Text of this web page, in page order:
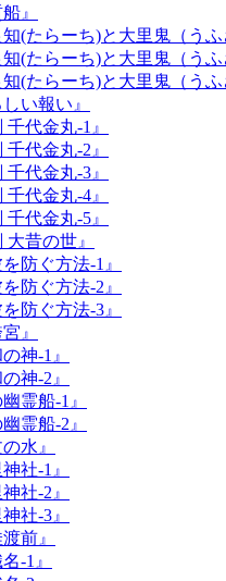
』
(たらーち)と大里鬼（うふ
(たらーち)と大里鬼（うふ
(たらーち)と大里鬼（うふ
い報い』
代金丸-1』
代金丸-2』
代金丸-3』
代金丸-4』
代金丸-5』
昔の世』
防ぐ方法-1』
防ぐ方法-2』
防ぐ方法-3』
』
神-1』
神-2』
霊船-1』
霊船-2』
水』
社-1』
社-2』
社-3』
前』
-1』